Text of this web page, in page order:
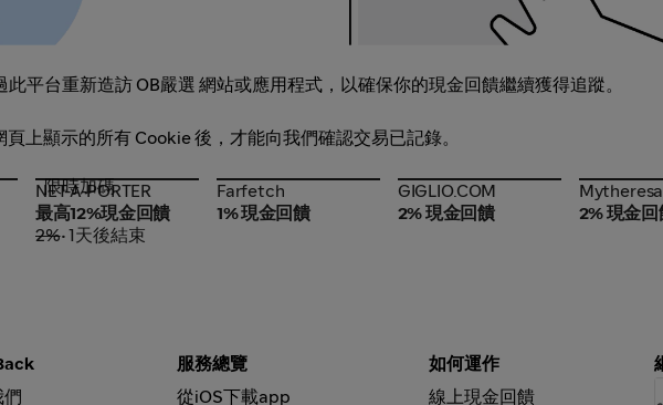
平台重新造訪 OB嚴選 網站或應用程式，以確保你的現金回饋繼續獲得追蹤。
上顯示的所有 Cookie 後，才能向我們確認交易已記錄。
NET-A-PORTER
限時加碼
NET-A-PORTER
最高12%現金回饋
2%• 1天後結束
Farfetch
Farfetch
1% 現金回饋
GIGLIO.COM
GIGLIO.COM
2% 現金回饋
Mytheresa
Mytheresa
2% 現金回
們
服務總覽
從iOS下載app
如何運作
線上現金回饋